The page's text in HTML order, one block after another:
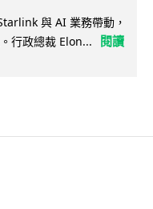
與 AI 業務帶動，
行政總裁 Elon...
閱讀